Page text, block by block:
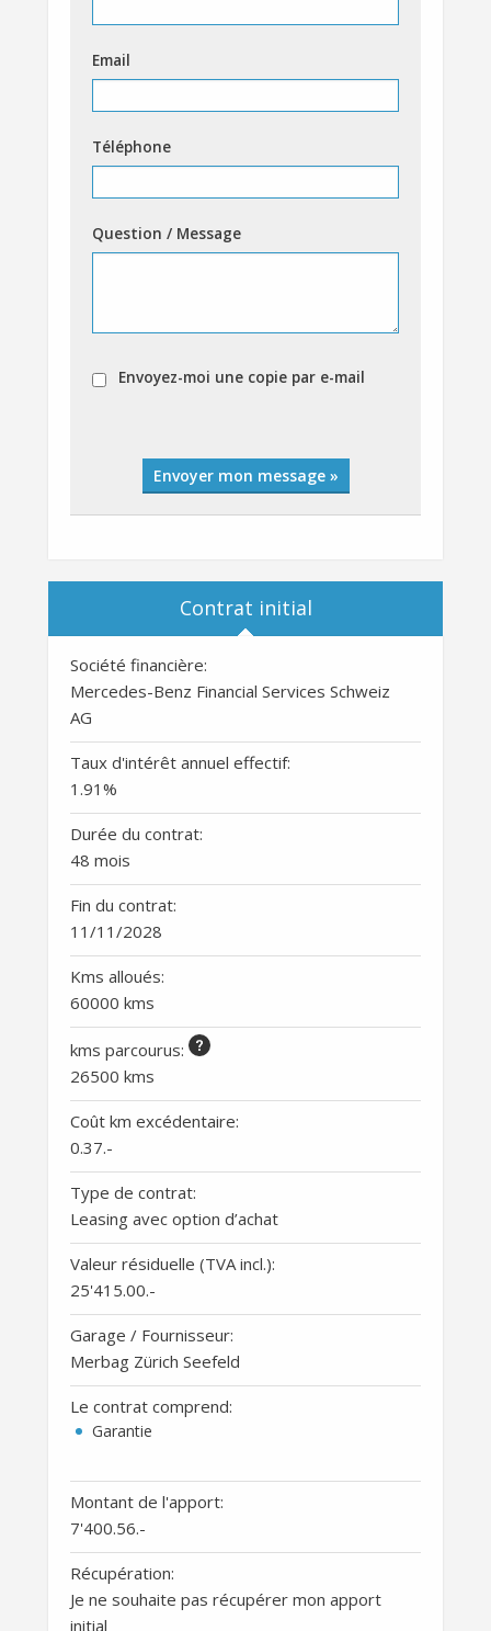
Email
Téléphone
Question / Message
Envoyez-moi une copie par e-mail
Envoyer mon message »
Contrat initial
Société financière:
Mercedes-Benz Financial Services Schweiz
AG
Taux d'intérêt annuel effectif:
1.91 %
Durée du contrat:
48 mois
Fin du contrat:
11/11/2028
Kms alloués:
60000 kms
kms parcourus:
26500 kms
Coût km excédentaire:
0.37.-
Type de contrat:
Leasing avec option d’achat
Valeur résiduelle (TVA incl.):
25'415.00.-
Garage / Fournisseur:
Merbag Zürich Seefeld
Le contrat comprend:
Garantie
Montant de l'apport:
7'400.56.-
Récupération:
Je ne souhaite pas récupérer mon apport
initial